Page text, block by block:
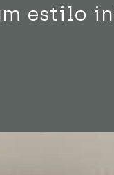
estilo